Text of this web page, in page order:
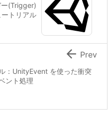
(Trigger)
トリアル
：UnityEvent を使った衝突
ント処理
 Prev